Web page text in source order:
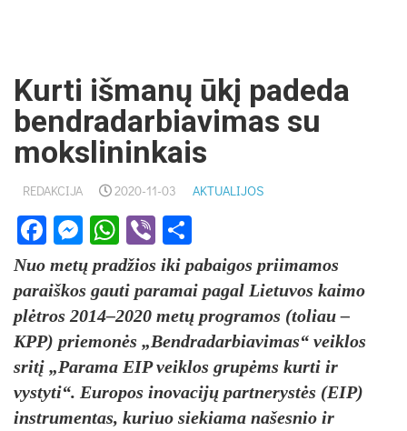
Kurti išmanų ūkį padeda
bendradarbiavimas su
mokslininkais
REDAKCIJA 2020-11-03 AKTUALIJOS
Facebook
Messenger
WhatsApp
Viber
Nuo metų pradžios iki pabaigos priimamos
paraiškos gauti paramai pagal Lietuvos kaimo
plėtros 2014–2020 metų programos (toliau –
KPP) priemonės „Bendradarbiavimas“ veiklos
sritį „Parama EIP veiklos grupėms kurti ir
vystyti“. Europos inovacijų partnerystės (EIP)
instrumentas, kuriuo siekiama našesnio ir